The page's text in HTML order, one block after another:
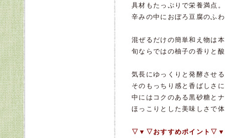
具材もたっぷりで栄養満点。
辛みの中におぼろ豆腐のふ
混ぜるだけの簡単和え物は
旬ならではの柚子の香りと
気長にゆっくりと発酵させ
そのもっちり感と香ばしさ
中にはコクのある黒砂糖と
ほっこりとした美味しさで
▽▼▽おすすめポイント